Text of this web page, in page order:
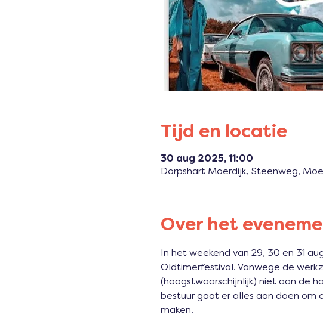
Tijd en locatie
30 aug 2025, 11:00
Dorpshart Moerdijk, Steenweg,
Over het
In het weekend van 29, 30 en 31
Oldtimerfestival. Vanwege de
(hoogstwaarschijnlijk) niet aan de
bestuur gaat er alles aan doen
maken.